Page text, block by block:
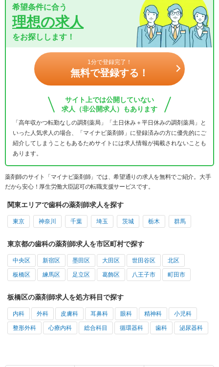
希望条件に合う
理想の求人
をお探しします！
1分で登録完了！
無料で登録する！
サイト上では公開していない
求人（非公開求人）もあります
「高年収かつ転勤なしの調剤薬局」「土日休み＋平日休みの調剤薬局」と
いった人気求人の場合、「マイナビ薬剤師」に登録済みの方に優先的にご
紹介してしまうこともあるためサイトには求人情報が掲載されないことも
あります。
薬剤師のサイト「マイナビ薬剤師」では、希望通りの求人を無料でご紹介。大手
だから安心！厚生労働大臣認可の転職支援サービスです。
関東エリアで歯科の薬剤師求人を探す
東京 神奈川 千葉 埼玉 茨城 栃木 群馬
東京都の歯科の薬剤師求人を市区町村で探す
中央区 新宿区 墨田区 大田区 世田谷区 北区
板橋区 練馬区 足立区 葛飾区 八王子市 町田市
板橋区の薬剤師求人を処方科目で探す
内科 外科 皮膚科 耳鼻科 眼科 精神科 小児科
整形外科 心療内科 総合科目 循環器科 歯科 泌尿器科